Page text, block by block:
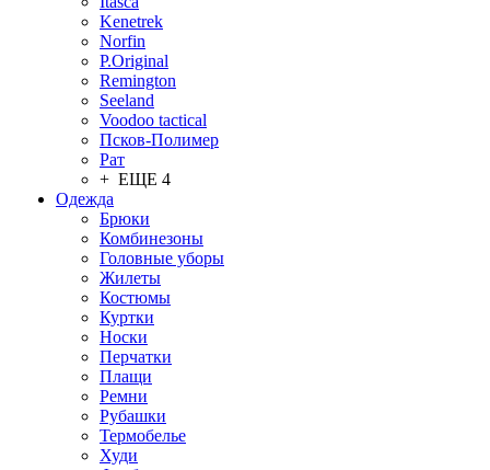
Kenetrek
Norfin
P.Original
Remington
Seeland
Voodoo tactical
Псков-Полимер
Рат
+ ЕЩЕ 4
Одежда
Брюки
Комбинезоны
Головные уборы
Жилеты
Костюмы
Куртки
Носки
Перчатки
Плащи
Ремни
Рубашки
Термобелье
Худи